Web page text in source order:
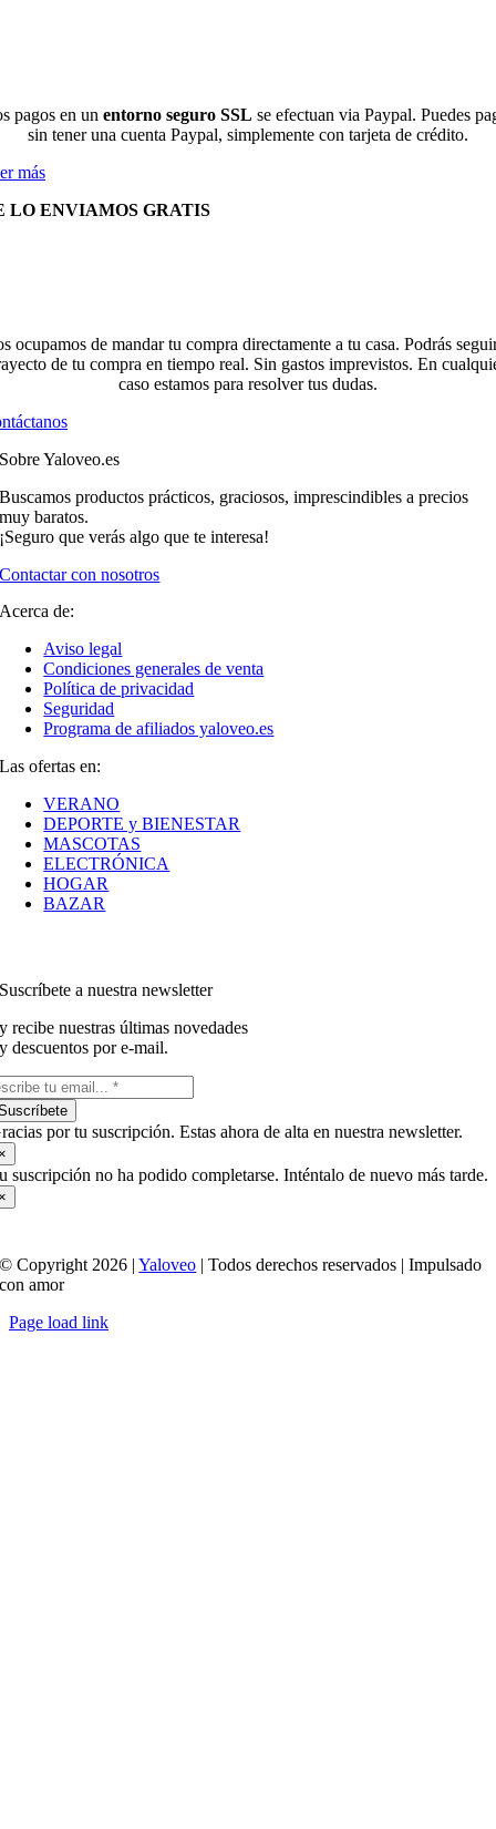
pagos en un entorno seguro SSL se efectuan via Paypal. Puedes
sin tener una cuenta Paypal, simplemente con tarjeta de crédito.
más
LO ENVIAMOS GRATIS
ocupamos de mandar tu compra directamente a tu casa. Podrás
de tu compra en tiempo real. Sin gastos imprevistos. En
caso estamos para resolver tus dudas.
Sobre Yaloveo.es
Buscamos productos prácticos, graciosos, imprescindibles a precios
muy baratos.
¡Seguro que verás algo que te interesa!
Contactar con nosotros
Acerca de:
Aviso legal
Condiciones generales de venta
Política de privacidad
Seguridad
Programa de afiliados yaloveo.es
Las ofertas en:
VERANO
DEPORTE y BIENESTAR
MASCOTAS
ELECTRÓNICA
HOGAR
BAZAR
Suscríbete a nuestra newsletter
y recibe nuestras últimas novedades
y descuentos por e-mail.
por tu suscripción. Estas ahora de alta en nuestra newsletter.
suscripción no ha podido completarse. Inténtalo de nuevo más tarde.
© Copyright 2026 |Yaloveo | Todos derechos reservados | Impulsado
con amor
Page load link